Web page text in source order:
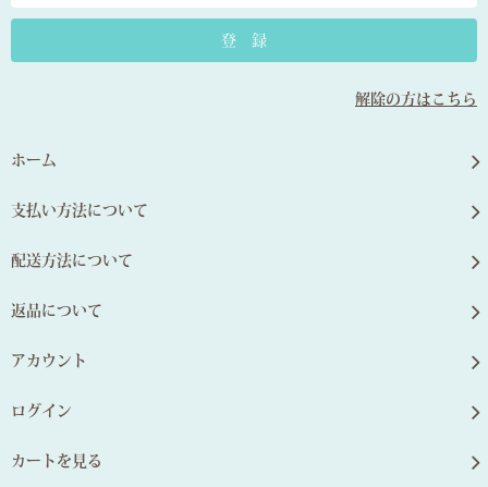
解除の方はこちら
ホーム
支払い方法について
配送方法について
返品について
アカウント
ログイン
カートを見る